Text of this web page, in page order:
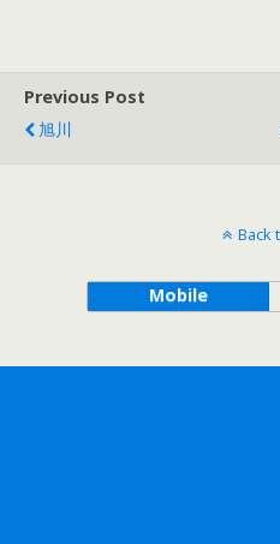
Previous Post
旭川
Back
Mobile